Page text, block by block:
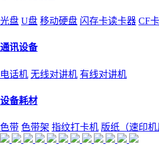
光盘 U盘 移动硬盘 闪存卡读卡器 CF卡
通讯设备
电话机 无线对讲机 有线对讲机
设备耗材
色带 色带架 指纹打卡机 版纸（速印机